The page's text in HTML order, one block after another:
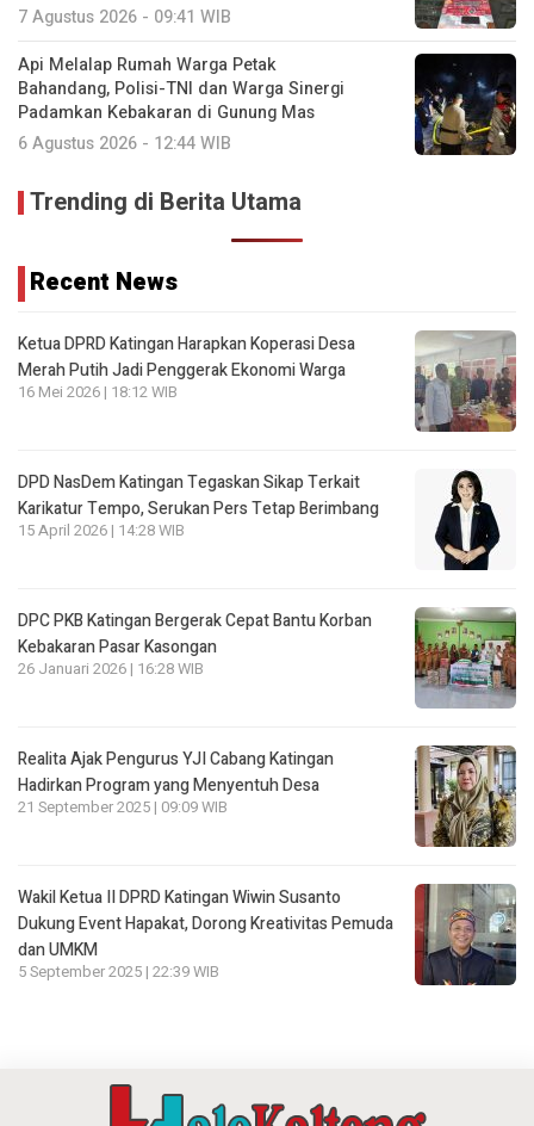
7 Agustus 2026 - 09:41 WIB
Api Melalap Rumah Warga Petak
Bahandang, Polisi-TNI dan Warga Sinergi
Padamkan Kebakaran di Gunung Mas
6 Agustus 2026 - 12:44 WIB
Trending di Berita Utama
Recent News
Ketua DPRD Katingan Harapkan Koperasi Desa
Merah Putih Jadi Penggerak Ekonomi Warga
16 Mei 2026 | 18:12 WIB
DPD NasDem Katingan Tegaskan Sikap Terkait
Karikatur Tempo, Serukan Pers Tetap Berimbang
15 April 2026 | 14:28 WIB
DPC PKB Katingan Bergerak Cepat Bantu Korban
Kebakaran Pasar Kasongan
26 Januari 2026 | 16:28 WIB
Realita Ajak Pengurus YJI Cabang Katingan
Hadirkan Program yang Menyentuh Desa
21 September 2025 | 09:09 WIB
Wakil Ketua II DPRD Katingan Wiwin Susanto
Dukung Event Hapakat, Dorong Kreativitas Pemuda
dan UMKM
5 September 2025 | 22:39 WIB